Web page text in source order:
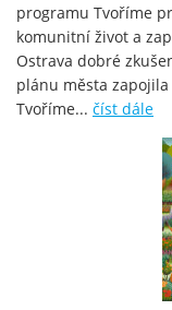
programu Tvoříme
komunitní život a
Ostrava dobré
plánu města
Tvoříme... číst dále